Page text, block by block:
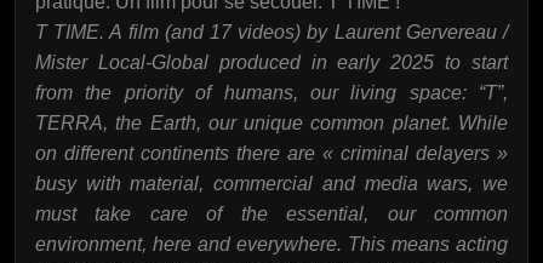
T TIME. A film (and 17 videos) by Laurent Gervereau /
Mister Local-Global produced in early 2025 to start
from the priority of humans, our living space: “T”,
TERRA, the Earth, our unique common planet. While
on different continents there are « criminal delayers »
busy with material, commercial and media wars, we
must take care of the essential, our common
environment, here and everywhere. This means acting